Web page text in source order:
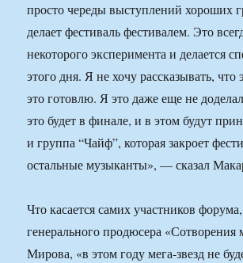
просто череды выступлений хороших
делает фестиваль фестивалем. Это
некоторого эксперимента и делается
этого дня. Я не хочу рассказывать, что
это готовлю. Я это даже еще не
это будет в финале, и в этом будут
и группа “Чайф”, которая закроет
остальные музыканты», — сказал
Что касается самих участников
генерального продюсера «Сотворения
Мирова, «в этом году мега-звезд не